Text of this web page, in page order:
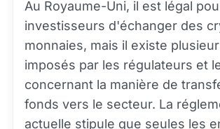
Au Royaume-Uni, il est légal
investisseurs d'échanger des
monnaies, mais il existe
imposés par les régulateurs et
concernant la manière de
fonds vers le secteur. La
actuelle stipule que seules les